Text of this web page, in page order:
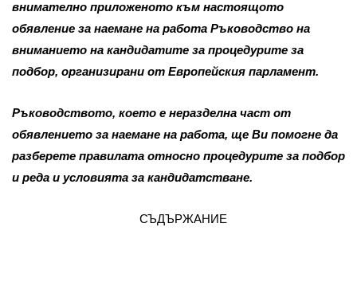
внимателно приложеното към настоящото
обявление за наемане на работа Ръководство на
вниманието на кандидатите за процедурите за
подбор, организирани от Европейския парламент.
Ръководството, което e неразделна част от
обявлението за наемане на работа, ще Ви помогне да
разберете правилата относно процедурите за подбор
и реда и условията за кандидатстване.
СЪДЪРЖАНИЕ